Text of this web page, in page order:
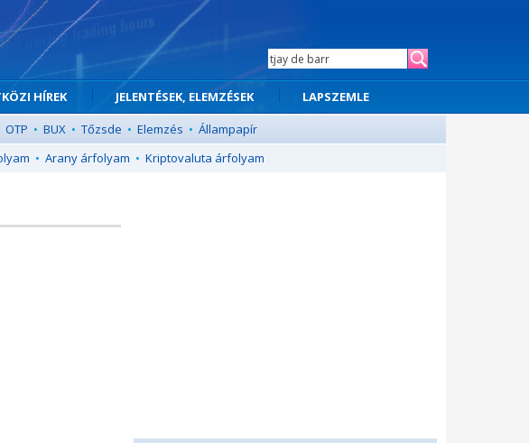
HÍREK JELENTÉSEK, ELEMZÉSEK
LAPSZEMLE
OTP • BUX • Tőzsde • Elemzés • Állampapír
• Arany árfolyam • Kriptovaluta árfolyam